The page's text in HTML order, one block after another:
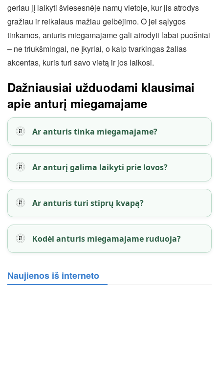
geriau jį laikyti šviesesnėje namų vietoje, kur jis atrodys
gražiau ir reikalaus mažiau gelbėjimo. O jei sąlygos
tinkamos, anturis miegamajame gali atrodyti labai puošniai
– ne triukšmingai, ne įkyriai, o kaip tvarkingas žalias
akcentas, kuris turi savo vietą ir jos laikosi.
Dažniausiai užduodami klausimai
apie anturį miegamajame
Ar anturis tinka miegamajame?
Ar anturį galima laikyti prie lovos?
Ar anturis turi stiprų kvapą?
Kodėl anturis miegamajame ruduoja?
Naujienos iš interneto